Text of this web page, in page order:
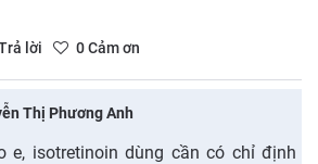
lời 0Cảm ơn
Thị Phương Anh
e, isotretinoin dùng cần có chỉ định